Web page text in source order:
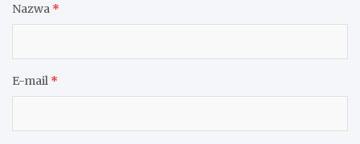
Nazwa *
E-mail *